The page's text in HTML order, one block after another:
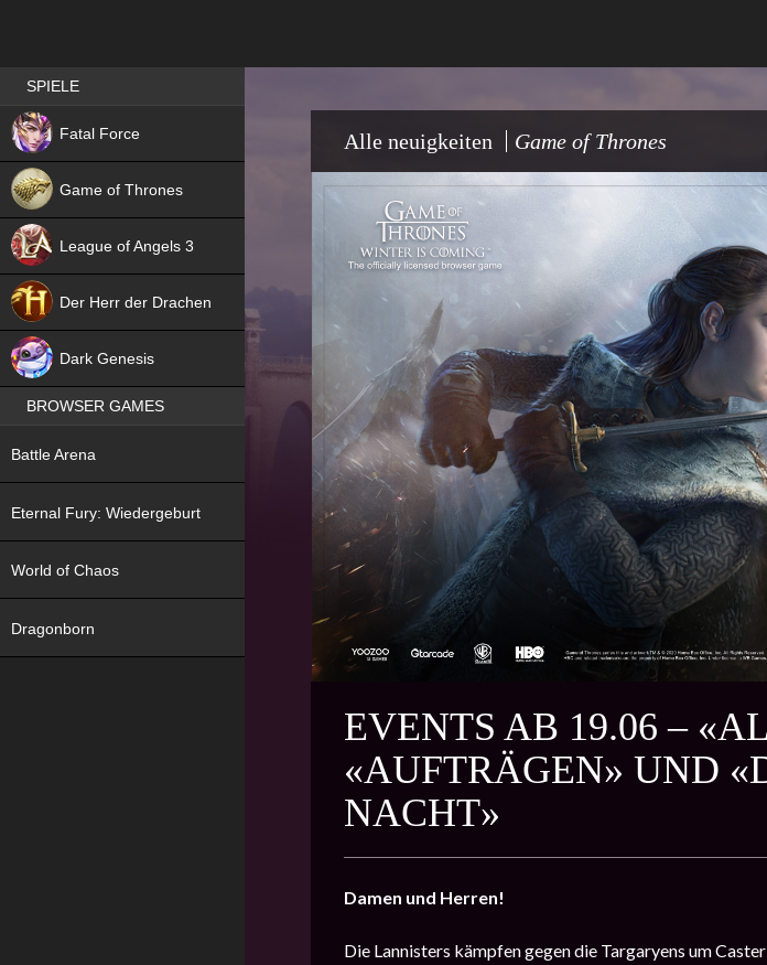
Alle neuigkeiten Game of Thrones
EVENTS AB 19.06 –
«AUFTRÄGEN» UND
NACHT»
Damen und Herren!
Die Lannisters kämpfen gegen die Targaryens um
Best RPG games in Germany
SPIELE
Fatal Force
Game of Thrones
League of Angels 3
Der Herr der Drachen
Dark Genesis
BROWSER GAMES
Battle Arena
Eternal Fury: Wiedergeburt
World of Chaos
Dragonborn